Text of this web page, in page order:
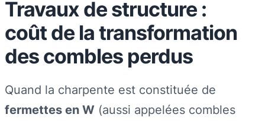
Travaux de structure :
coût de la transformation
des combles perdus
Quand la charpente est constituée de
fermettes en W (aussi appelées combles